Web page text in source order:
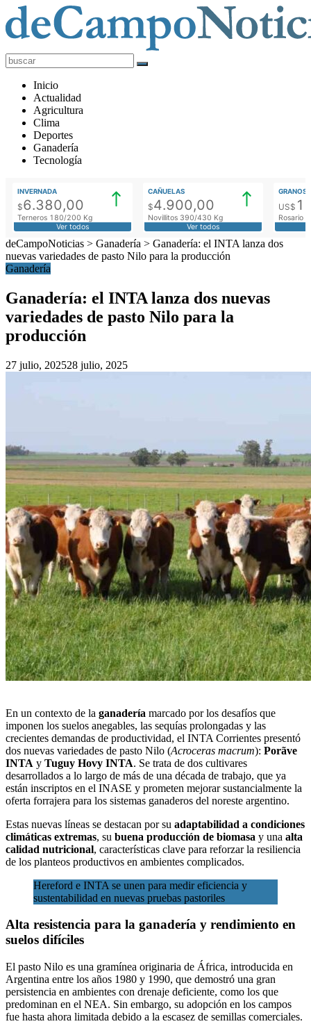
deCampoNoticias
Actualidad
Agropecuaria
Inicio
Actualidad
Agricultura
Clima
Deportes
Ganadería
Tecnología
INVERNADA
$6.380,00
Terneros 180/200 Kg
Ver todos
CAÑUELAS
$4.900,00
Novillitos 390/430 Kg
Ver todos
GRANOS
US$
Rosario
deCampoNoticias > Ganadería > Ganadería: el INTA lanza dos
nuevas variedades de pasto Nilo para la producción
Ganadería
Ganadería: el INTA lanza dos nuevas
variedades de pasto Nilo para la
producción
27 julio, 202528 julio, 2025
En un contexto de la ganadería marcado por los desafíos que
imponen los suelos anegables, las sequías prolongadas y las
crecientes demandas de productividad, el INTA Corrientes presentó
dos nuevas variedades de pasto Nilo (Acroceras macrum): Porãve
INTA y Tuguy Hovy INTA. Se trata de dos cultivares
desarrollados a lo largo de más de una década de trabajo, que ya
están inscriptos en el INASE y prometen mejorar sustancialmente la
oferta forrajera para los sistemas ganaderos del noreste argentino.
Estas nuevas líneas se destacan por su adaptabilidad a condiciones
climáticas extremas, su buena producción de biomasa y una alta
calidad nutricional, características clave para reforzar la resiliencia
de los planteos productivos en ambientes complicados.
Hereford e INTA se unen para medir eficiencia y
sustentabilidad en nuevas pruebas pastoriles
Alta resistencia para la ganadería y rendimiento en
suelos difíciles
El pasto Nilo es una gramínea originaria de África, introducida en
Argentina entre los años 1980 y 1990, que demostró una gran
persistencia en ambientes con drenaje deficiente, como los que
predominan en el NEA. Sin embargo, su adopción en los campos
fue hasta ahora limitada debido a la escasez de semillas comerciales.